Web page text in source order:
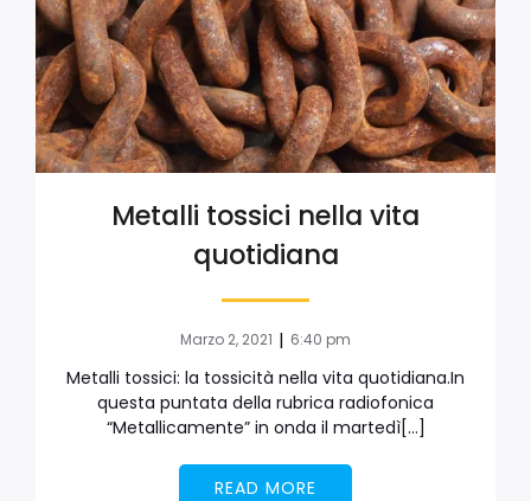
Metalli tossici nella vita
quotidiana
Marzo 2, 2021 | 6:40 pm
Metalli tossici: la tossicità nella vita quotidiana.In
questa puntata della rubrica radiofonica
“Metallicamente” in onda il martedì[…]
READ MORE